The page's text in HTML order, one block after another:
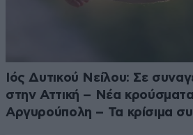
Ιός Δυτικού Νείλου: Σε
στην Αττική – Νέα
Αργυρούπολη – Τα κρίσιμα